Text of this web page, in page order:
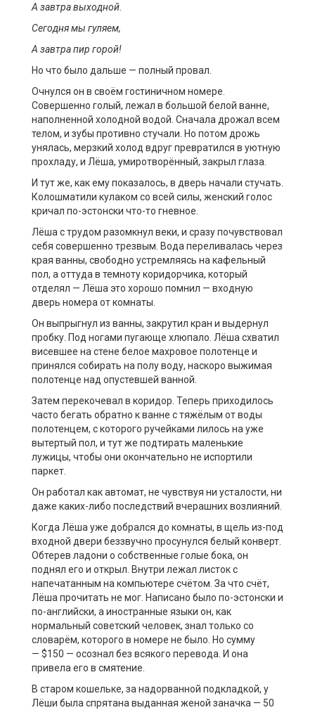
А завтра выходной.
Сегодня мы гуляем,
А завтра пир горой!
Но что было дальше — полный провал.
Очнулся он в своём гостиничном номере.
Совершенно голый, лежал в большой белой ванне,
наполненной холодной водой. Сначала дрожал всем
телом, и зубы противно стучали. Но потом дрожь
унялась, мерзкий холод вдруг превратился в уютную
прохладу, и Лёша, умиротворённый, закрыл глаза.
И тут же, как ему показалось, в дверь начали стучать.
Колошматили кулаком со всей силы, женский голос
кричал по-эстонски что-то гневное.
Лёша с трудом разомкнул веки, и сразу почувствовал
себя совершенно трезвым. Вода переливалась через
края ванны, свободно устремляясь на кафельный
пол, а оттуда в темноту коридорчика, который
отделял — Лёша это хорошо помнил — входную
дверь номера от комнаты.
Он выпрыгнул из ванны, закрутил кран и выдернул
пробку. Под ногами пугающе хлюпало. Лёша схватил
висевшее на стене белое махровое полотенце и
принялся собирать на полу воду, наскоро выжимая
полотенце над опустевшей ванной.
Затем перекочевал в коридор. Теперь приходилось
часто бегать обратно к ванне с тяжёлым от воды
полотенцем, с которого ручейками лилось на уже
вытертый пол, и тут же подтирать маленькие
лужицы, чтобы они окончательно не испортили
паркет.
Он работал как автомат, не чувствуя ни усталости, ни
даже каких-либо последствий вчерашних возлияний.
Когда Лёша уже добрался до комнаты, в щель из-под
входной двери беззвучно просунулся белый конверт.
Обтерев ладони о собственные голые бока, он
поднял его и открыл. Внутри лежал листок с
напечатанным на компьютере счётом. За что счёт,
Лёша прочитать не мог. Написано было по-эстонски и
по-английски, а иностранные языки он, как
нормальный советский человек, знал только со
словарём, которого в номере не было. Но сумму
— $150 — осознал без всякого перевода. И она
привела его в смятение.
В старом кошельке, за надорванной подкладкой, у
Лёши была спрятана выданная женой заначка — 50